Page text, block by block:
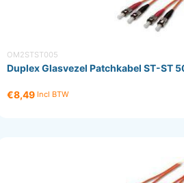
OM2STST005
Duplex Glasvezel Patchkabel ST-ST
€8,49 Incl BTW